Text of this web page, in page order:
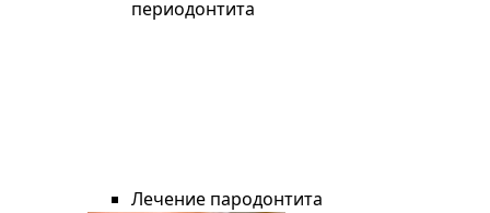
периодонтита
Лечение пародонтита